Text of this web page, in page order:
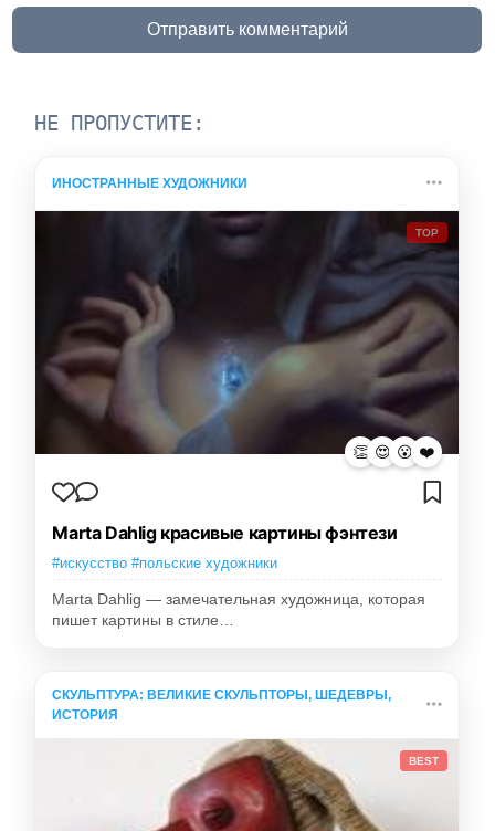
Отправить комментарий
НЕ ПРОПУСТИТЕ:
ИНОСТРАННЫЕ ХУДОЖНИКИ
TOP
👏 😍 😮 ❤️
Marta Dahlig красивые картины фэнтези
#искусство #польские художники
Marta Dahlig — замечательная художница, которая
пишет картины в стиле…
СКУЛЬПТУРА: ВЕЛИКИЕ СКУЛЬПТОРЫ, ШЕДЕВРЫ,
ИСТОРИЯ
BEST